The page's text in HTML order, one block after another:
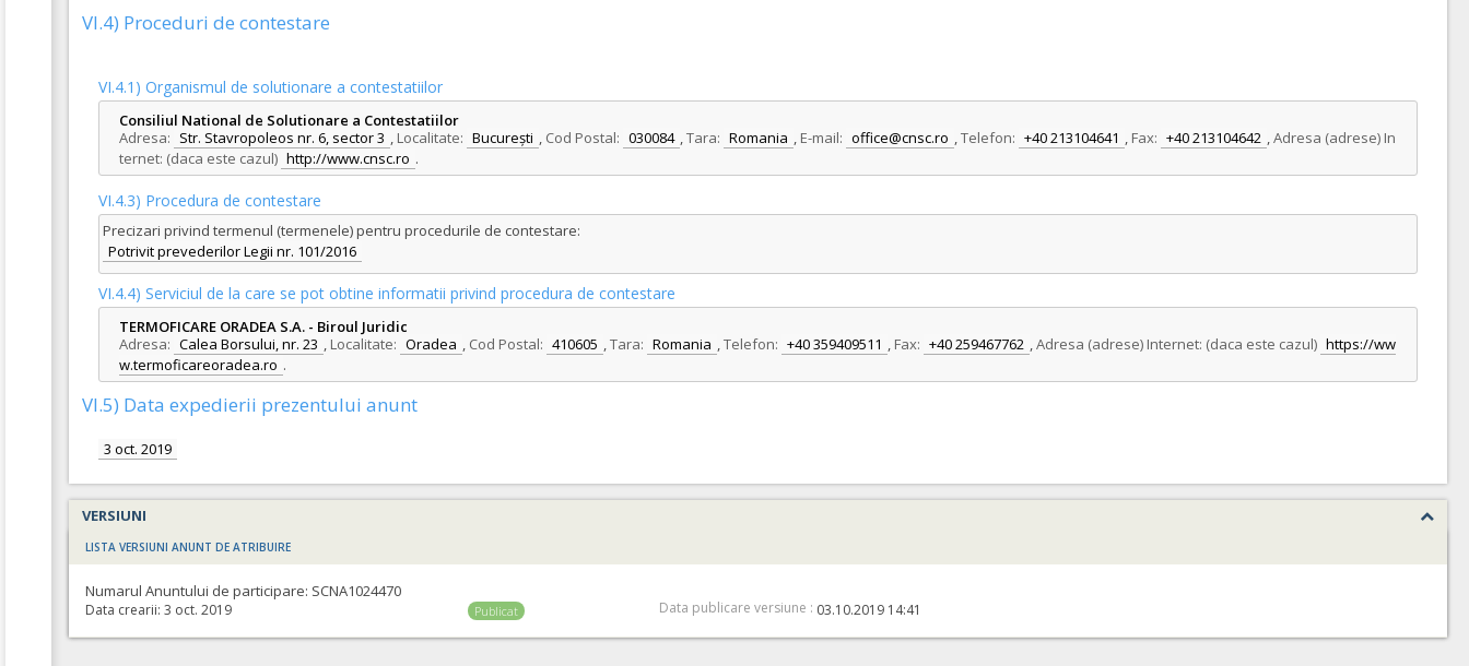
VI.4) Proceduri de contestare
VI.4.1) Organismul de solutionare a contestatiilor
Consiliul National de Solutionare a Contestatiilor
Adresa: Str. Stavropoleos nr. 6, sector 3 , Localitate: București , Cod Postal: 030084 ,Tara: Romania , E-mail: office@cnsc.ro ,Telefon: +40 213104641 , Fax: +40 213104642 ,Adresa (adrese) In
ternet: (daca este cazul) http://www.cnsc.ro .
VI.4.3) Procedura de contestare
Precizari privind termenul (termenele) pentru procedurile de contestare:
Potrivit prevederilor Legii nr. 101/2016
VI.4.4) Serviciul de la care se pot obtine informatii privind procedura de contestare
TERMOFICARE ORADEA S.A. - Biroul Juridic
Adresa: Calea Borsului, nr. 23 , Localitate: Oradea , Cod Postal: 410605 ,Tara: Romania ,Telefon: +40 359409511 , Fax: +40 259467762 ,Adresa (adrese) Internet: (daca este cazul) https://ww
w.termoficareoradea.ro .
VI.5) Data expedierii prezentului anunt
3 oct. 2019
VERSIUNI
LISTA VERSIUNI ANUNT DE ATRIBUIRE
Numarul Anuntului de participare: SCNA1024470
Data crearii: 3 oct. 2019 Publicat Data publicare versiune : 03.10.2019 14:41